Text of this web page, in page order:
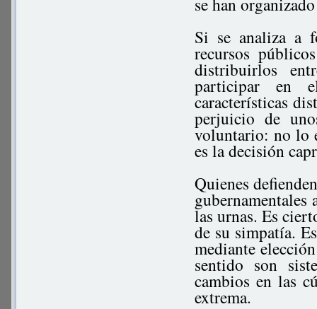
Si se analiza a
recursos
distribuirlos
participar en
características
perjuicio de
voluntario: no lo
es la decisión
Quienes
gubernamentales
las urnas. Es
de su simpatía.
mediante
sentido son
cambios en las
extrema.